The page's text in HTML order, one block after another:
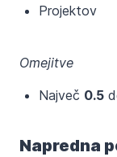
Projektov
Omejitve
Največ 0.5
Napredna